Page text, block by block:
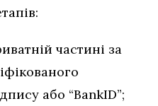
частині за
або “BankID”;